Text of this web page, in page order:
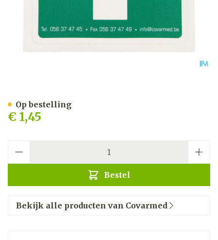
€ 1,45
Bestel
Op bestelling
Bekijk alle producten van Covarmed